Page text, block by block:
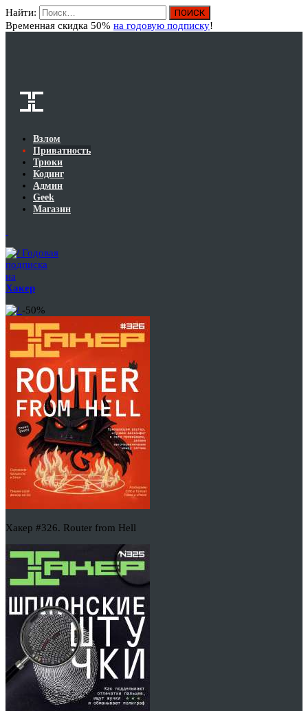
Найти:
Временная скидка 50% на годовую подписку!
Взлом
Приватность
Трюки
Кодинг
Админ
Geek
Магазин
Годовая
подписка
на
Хакер
-50%
Хакер #326. Router from Hell